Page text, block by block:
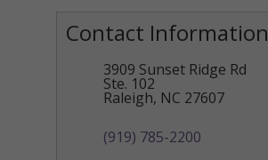
Contact Information
3909 Sunset Ridge Rd
Ste. 102
Raleigh, NC 27607
(919) 785-2200